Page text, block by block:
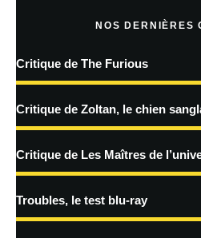
plus sur la façon dont les données
NOS DERNIÈRES
Critique de The Furious
Critique de Zoltan, le chien
Critique de Les Maîtres de
Troubles, le test blu-ray